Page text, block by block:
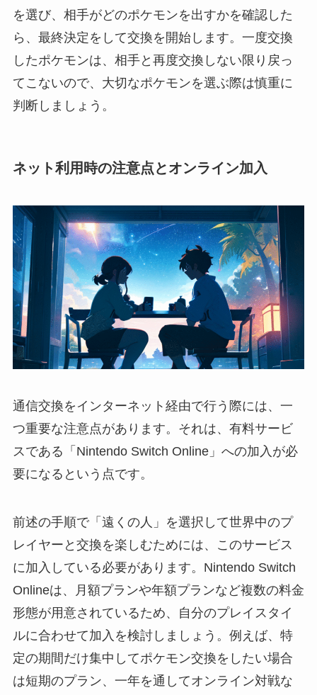
を選び、相手がどのポケモンを出すかを確認した
ら、最終決定をして交換を開始します。一度交換
したポケモンは、相手と再度交換しない限り戻っ
てこないので、大切なポケモンを選ぶ際は慎重に
判断しましょう。
ネット利用時の注意点とオンライン加入
通信交換をインターネット経由で行う際には、一
つ重要な注意点があります。それは、有料サービ
スである「Nintendo Switch Online」への加入が必
要になるという点です。
前述の手順で「遠くの人」を選択して世界中のプ
レイヤーと交換を楽しむためには、このサービス
に加入している必要があります。Nintendo Switch
Onlineは、月額プランや年額プランなど複数の料金
形態が用意されているため、自分のプレイスタイ
ルに合わせて加入を検討しましょう。例えば、特
定の期間だけ集中してポケモン交換をしたい場合
は短期のプラン、一年を通してオンライン対戦な